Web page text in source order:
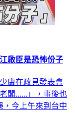
啟臣是恐怖份子
康在政見發表會
闆......」，事後也
，今上午來到台中